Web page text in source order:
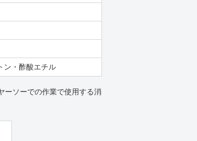
ン・酢酸エチル
ーソーでの作業で使用する消